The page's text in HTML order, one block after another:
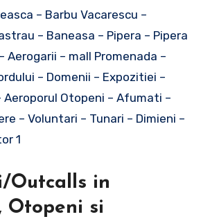
– Barbu Vacarescu –
– Baneasa – Pipera – Pipera
Aerogarii – mall Promenada –
– Domenii – Expozitiei –
Aeroporul Otopeni – Afumati –
– Voluntari – Tunari – Dimieni –
1
Outcalls in
Otopeni si